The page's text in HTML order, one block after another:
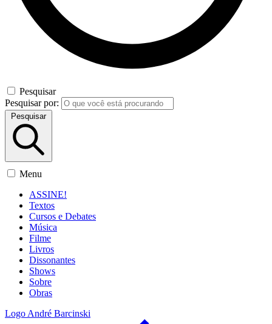
Pesquisar
Pesquisar por:
Pesquisar
Menu
ASSINE!
Textos
Cursos e Debates
Música
Filme
Livros
Dissonantes
Shows
Sobre
Obras
Logo André Barcinski